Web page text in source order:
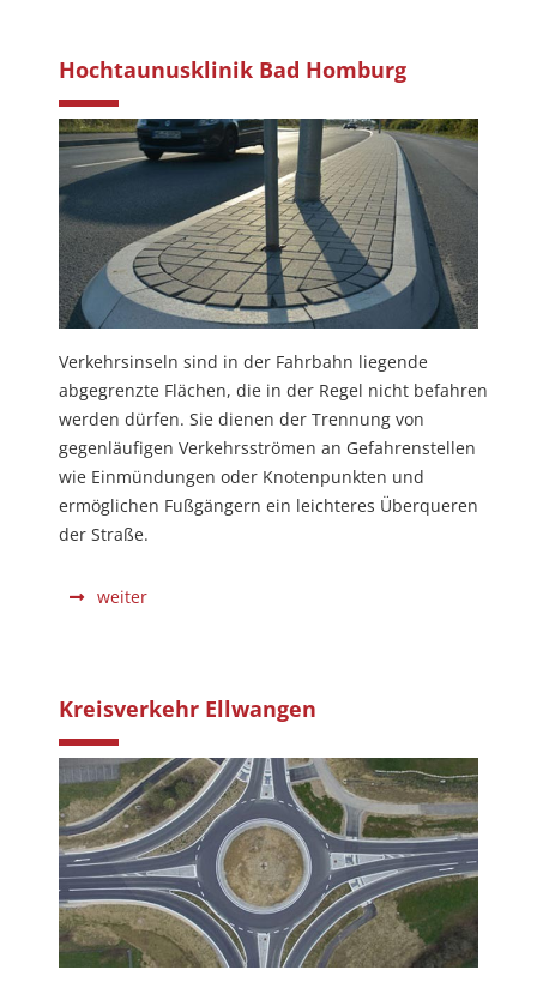
Hochtaunusklinik Bad Homburg
Verkehrsinseln sind in der Fahrbahn liegende
abgegrenzte Flächen, die in der Regel nicht befahren
werden dürfen. Sie dienen der Trennung von
gegenläufigen Verkehrsströmen an Gefahrenstellen
wie Einmündungen oder Knotenpunkten und
ermöglichen Fußgängern ein leichteres Überqueren
der Straße.
weiter
Kreisverkehr Ellwangen